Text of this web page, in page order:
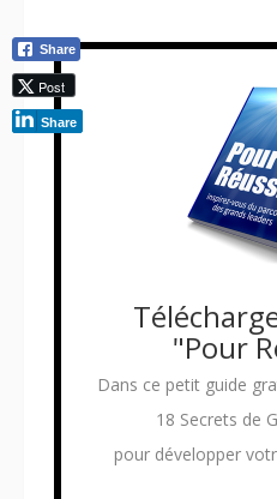
"Pour
Dans ce petit guide
18 Secrets de
pour développer
Share
Post
Share